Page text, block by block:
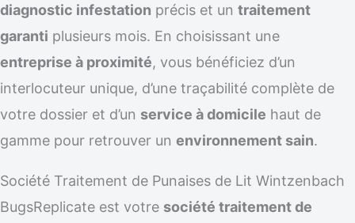
diagnostic infestation précis et un traitement
garanti plusieurs mois. En choisissant une
entreprise à proximité, vous bénéficiez d’un
interlocuteur unique, d’une traçabilité complète de
votre dossier et d’un service à domicile haut de
gamme pour retrouver un environnement sain.
Société Traitement de Punaises de Lit Wintzenbach
BugsReplicate est votre société traitement de